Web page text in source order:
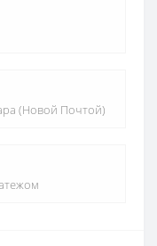
(Новой Почтой)